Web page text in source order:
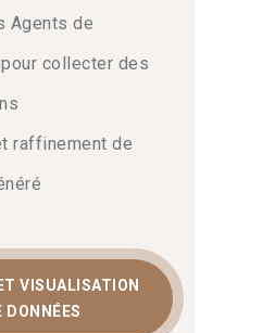
Agents de
collecter des
raffinement de
VISUALISATION
DONNÉES